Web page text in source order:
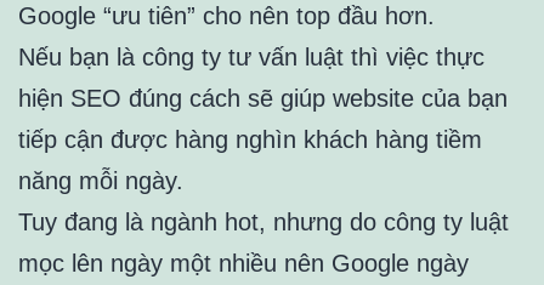
Google “ưu tiên” cho nên top đầu hơn.
Nếu bạn là công ty tư vấn luật thì việc thực
hiện SEO đúng cách sẽ giúp website của bạn
tiếp cận được hàng nghìn khách hàng tiềm
năng mỗi ngày.
Tuy đang là ngành hot, nhưng do công ty luật
mọc lên ngày một nhiều nên Google ngày